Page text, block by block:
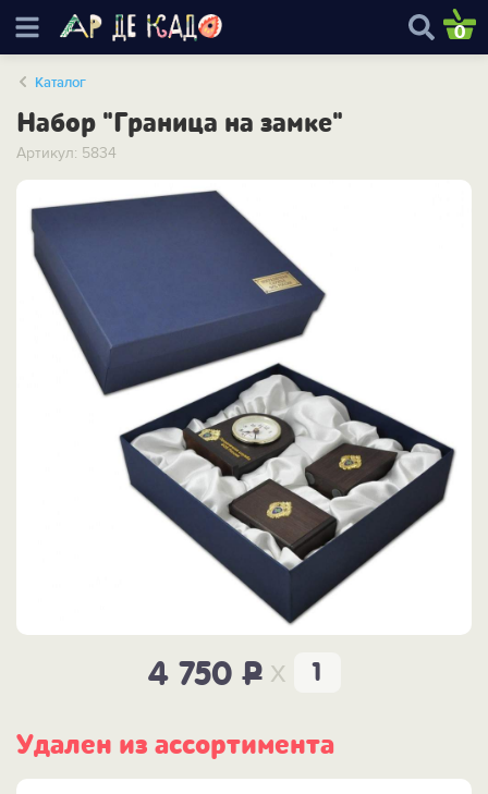
0
Каталог
Набор "Граница на замке"
Артикул: 5834
4 750P x
Удален из ассортимента